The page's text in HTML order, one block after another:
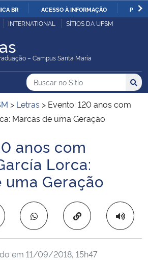
IR
BR ACESSO À INFORMAÇÃO
Pública
e Abastecimento
INTERNATIONAL SÍTIOS DA UFSM
– Campus Santa Maria
do Sítio
Busca
Buscar no no Sítio
Busca:
> Letras > Evento: 120 anos com
Marcas de uma Geração
anos com
Lorca:
uma Geração
Copiar para área
em 11/09/2018, 15h47